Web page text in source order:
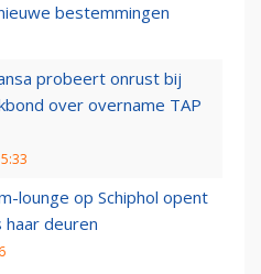
bestemmingen
probeert onrust bij
over overname TAP
lounge op Schiphol opent
deuren